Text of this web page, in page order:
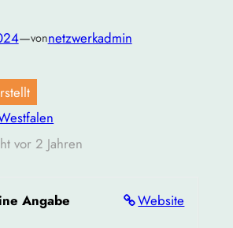
—vonnetzwerkadmin
vor 2 Jahren
Website
Angabe